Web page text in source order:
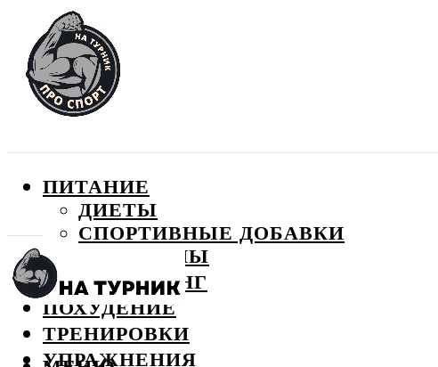
ПИТАНИЕ
ДИЕТЫ
СПОРТИВНЫЕ ДОБАВКИ
ВИТАМИНЫ
БОДИБИЛДИНГ
ПОХУДЕНИЕ
ТРЕНИРОВКИ
УПРАЖНЕНИЯ